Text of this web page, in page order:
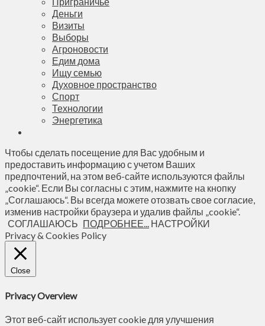
Деньги
Визиты
Выборы
Агроновости
Едим дома
Ищу семью
Духовное пространство
Спорт
Технологии
Энергетика
Чтобы сделать посещение для Вас удобным и
предоставить информацию с учетом Ваших
предпочтений, на этом веб-сайте используются файлы
„cookie“. Если Вы согласны с этим, нажмите на кнопку
„Соглашаюсь“. Вы всегда можете отозвать свое согласие,
изменив настройки браузера и удалив файлы „cookie“.
СОГЛАШАЮСЬ ПОДРОБНЕЕ... НАСТРОЙКИ
Privacy & Cookies Policy
Close
Privacy Overview
Этот веб-сайт использует cookie для улучшения